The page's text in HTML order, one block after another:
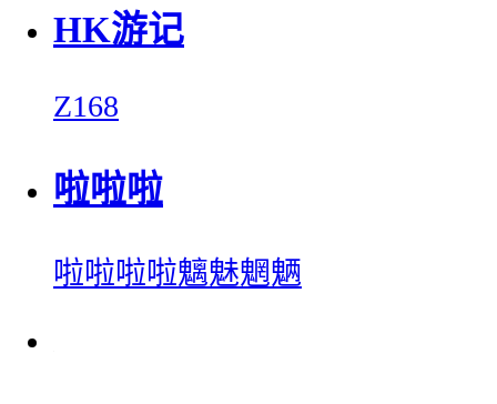
HK游记
Z168
啦啦啦
啦啦啦啦魑魅魍魉